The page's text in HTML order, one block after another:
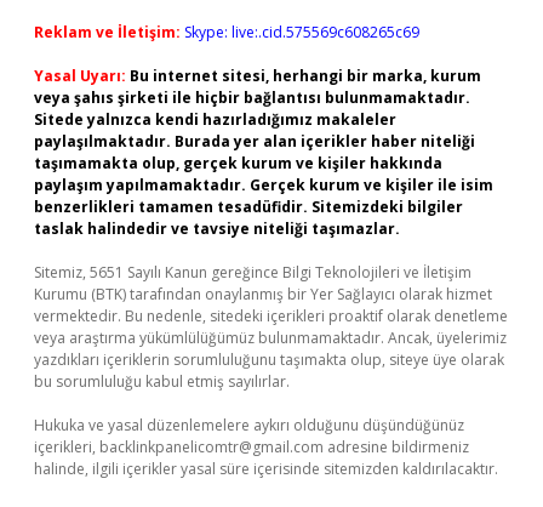
Reklam ve İletişim: Skype: live:.cid.575569c608265c69
Yasal Uyarı: Bu internet sitesi, herhangi bir marka, kurum
veya şahıs şirketi ile hiçbir bağlantısı bulunmamaktadır.
Sitede yalnızca kendi hazırladığımız makaleler
paylaşılmaktadır. Burada yer alan içerikler haber niteliği
taşımamakta olup, gerçek kurum ve kişiler hakkında
paylaşım yapılmamaktadır. Gerçek kurum ve kişiler ile isim
benzerlikleri tamamen tesadüfidir. Sitemizdeki bilgiler
taslak halindedir ve tavsiye niteliği taşımazlar.
Sitemiz, 5651 Sayılı Kanun gereğince Bilgi Teknolojileri ve İletişim
Kurumu (BTK) tarafından onaylanmış bir Yer Sağlayıcı olarak hizmet
vermektedir. Bu nedenle, sitedeki içerikleri proaktif olarak denetleme
veya araştırma yükümlülüğümüz bulunmamaktadır. Ancak, üyelerimiz
yazdıkları içeriklerin sorumluluğunu taşımakta olup, siteye üye olarak
bu sorumluluğu kabul etmiş sayılırlar.
Hukuka ve yasal düzenlemelere aykırı olduğunu düşündüğünüz
içerikleri, backlinkpanelicomtr@gmail.com adresine bildirmeniz
halinde, ilgili içerikler yasal süre içerisinde sitemizden kaldırılacaktır.